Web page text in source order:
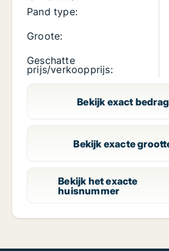
Pand type:
Groote:
Geschatte
prijs/verkoopprijs:
Bekijk exact bedrag
Bekijk exacte
Bekijk het exacte
huisnummer